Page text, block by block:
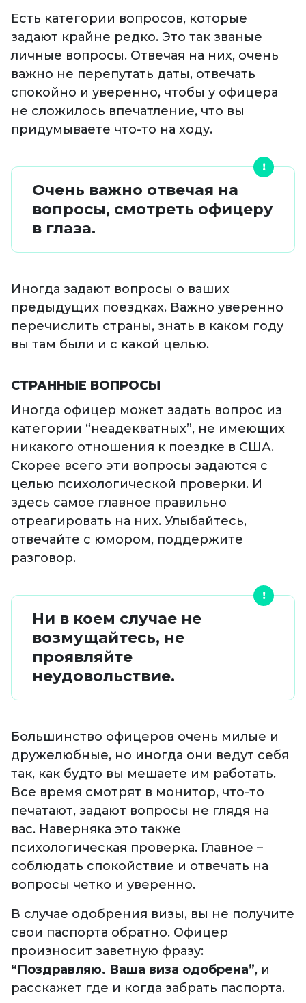
Есть категории вопросов, которые
задают крайне редко. Это так званые
личные вопросы. Отвечая на них, очень
важно не перепутать даты, отвечать
спокойно и уверенно, чтобы у офицера
не сложилось впечатление, что вы
придумываете что-то на ходу.
Очень важно отвечая на
вопросы, смотреть офицеру
в глаза.
Иногда задают вопросы о ваших
предыдущих поездках. Важно уверенно
перечислить страны, знать в каком году
вы там были и с какой целью.
СТРАННЫЕ ВОПРОСЫ
Иногда офицер может задать вопрос из
категории “неадекватных”, не имеющих
никакого отношения к поездке в США.
Скорее всего эти вопросы задаются с
целью психологической проверки. И
здесь самое главное правильно
отреагировать на них. Улыбайтесь,
отвечайте с юмором, поддержите
разговор.
Ни в коем случае не
возмущайтесь, не
проявляйте
неудовольствие.
Большинство офицеров очень милые и
дружелюбные, но иногда они ведут себя
так, как будто вы мешаете им работать.
Все время смотрят в монитор, что-то
печатают, задают вопросы не глядя на
вас. Наверняка это также
психологическая проверка. Главное –
соблюдать спокойствие и отвечать на
вопросы четко и уверенно.
В случае одобрения визы, вы не получите
свои паспорта обратно. Офицер
произносит заветную фразу:
“Поздравляю. Ваша виза одобрена”, и
расскажет где и когда забрать паспорта.